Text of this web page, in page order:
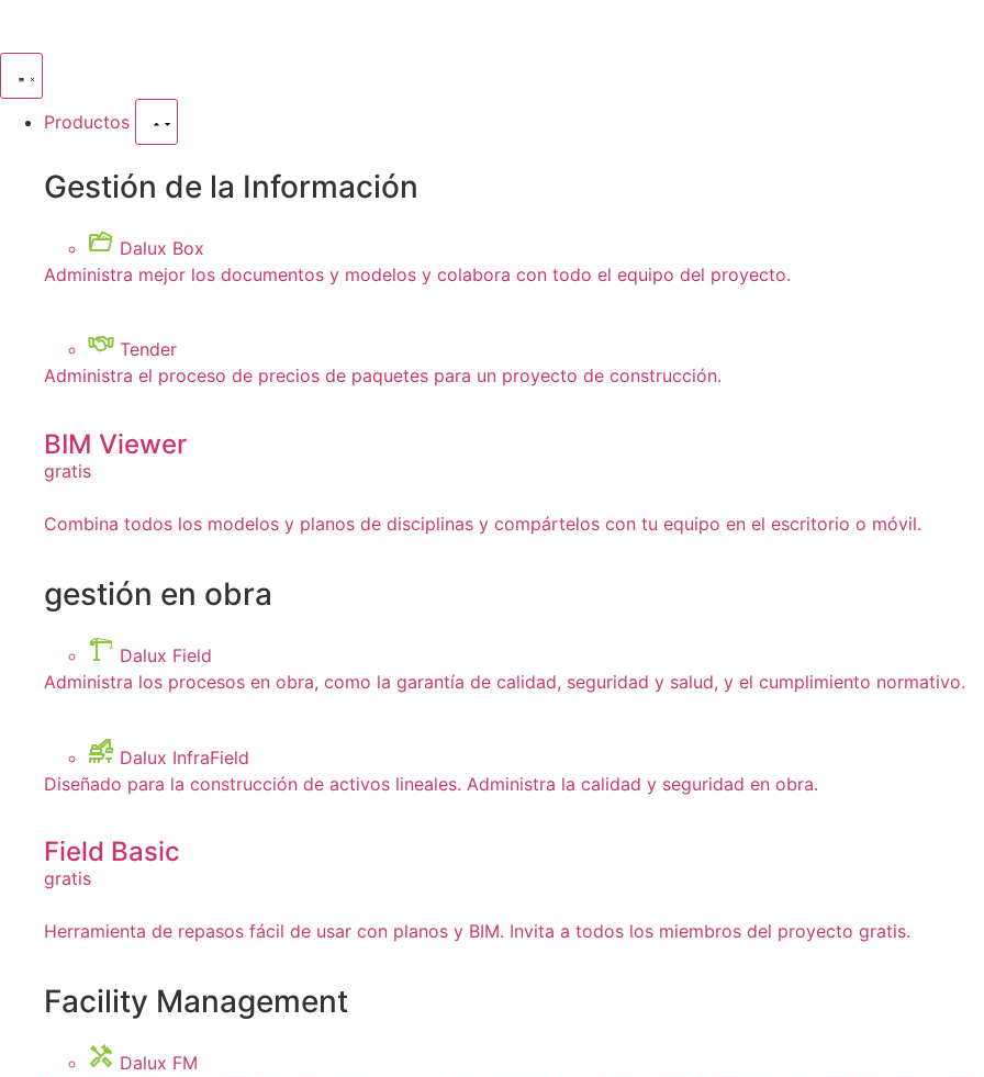
Productos
Gestión de la Información
Dalux Box
Administra mejor los documentos y modelos y colabora con todo el equipo del proyecto.
Tender
Administra el proceso de precios de paquetes para un proyecto de construcción.
BIM Viewer
gratis
Combina todos los modelos y planos de disciplinas y compártelos con tu equipo en el escritorio o móvil.
gestión en obra
Dalux Field
Administra los procesos en obra, como la garantía de calidad, seguridad y salud, y el cumplimiento normativo.
Dalux InfraField
Diseñado para la construcción de activos lineales. Administra la calidad y seguridad en obra.
Field Basic
gratis
Herramienta de repasos fácil de usar con planos y BIM. Invita a todos los miembros del proyecto gratis.
Facility Management
Dalux FM